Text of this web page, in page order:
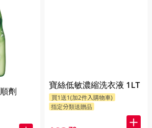
劑
寶絲低敏濃縮洗衣液 1LT
買1送1(加2件入購物車)
指定分類送贈品